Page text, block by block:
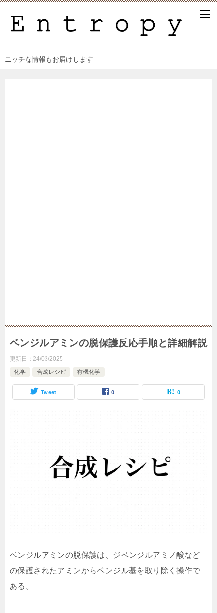
ニッチな情報もお届けします
ベンジルアミンの脱保護反応手順と詳細解説
更新日： 24/03/2025
化学
合成レシピ 有機化学
Tweet 0 0
ベンジルアミンの脱保護は、ジベンジルアミノ酸など
の保護されたアミンからベンジル基を取り除く操作で
ある。